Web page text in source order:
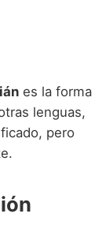
es la forma
lenguas,
pero